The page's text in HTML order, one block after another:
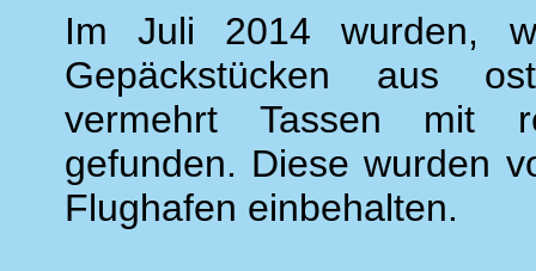
Im Juli 2014 wurden,
Gepäckstücken aus
vermehrt Tassen mit
gefunden. Diese wurden
Flughafen einbehalten.